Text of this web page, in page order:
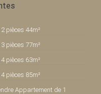
pièces 44m²
pièces 77m²
pièces 63m²
pièces 85m²
Appartement de 1